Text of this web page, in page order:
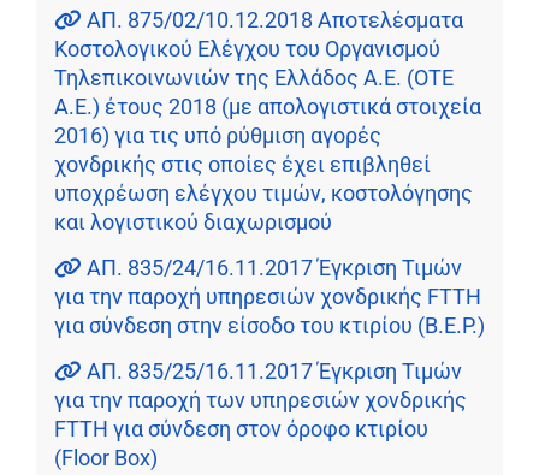
ΑΠ. 875/02/10.12.2018 Αποτελέσματα
Κοστολογικού Ελέγχου του Οργανισμού
Τηλεπικοινωνιών της Ελλάδος Α.Ε. (ΟΤΕ
Α.Ε.) έτους 2018 (με απολογιστικά στοιχεία
2016) για τις υπό ρύθμιση αγορές
χονδρικής στις οποίες έχει επιβληθεί
υποχρέωση ελέγχου τιμών, κοστολόγησης
και λογιστικού διαχωρισμού
ΑΠ. 835/24/16.11.2017 Έγκριση Τιμών
για την παροχή υπηρεσιών χονδρικής FTTH
για σύνδεση στην είσοδο του κτιρίου (B.E.P.)
ΑΠ. 835/25/16.11.2017 Έγκριση Τιμών
για την παροχή των υπηρεσιών χονδρικής
FTTH για σύνδεση στον όροφο κτιρίου
(Floor Box)